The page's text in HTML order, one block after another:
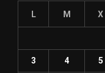
L M X
3 4 5